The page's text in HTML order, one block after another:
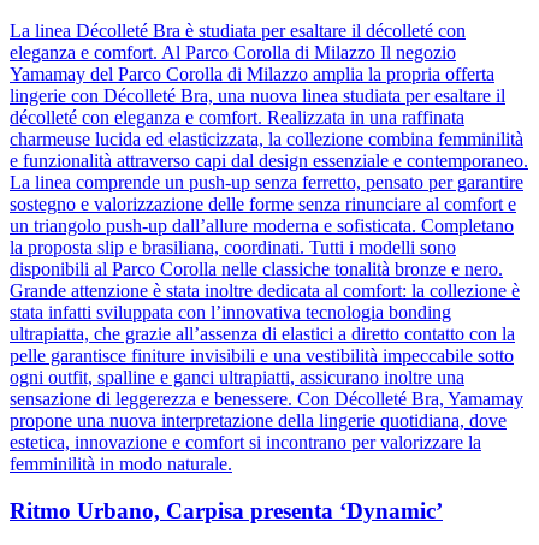
La linea Décolleté Bra è studiata per esaltare il décolleté con
eleganza e comfort. Al Parco Corolla di Milazzo Il negozio
Yamamay del Parco Corolla di Milazzo amplia la propria offerta
lingerie con Décolleté Bra, una nuova linea studiata per esaltare il
décolleté con eleganza e comfort. Realizzata in una raffinata
charmeuse lucida ed elasticizzata, la collezione combina femminilità
e funzionalità attraverso capi dal design essenziale e contemporaneo.
La linea comprende un push-up senza ferretto, pensato per garantire
sostegno e valorizzazione delle forme senza rinunciare al comfort e
un triangolo push-up dall’allure moderna e sofisticata. Completano
la proposta slip e brasiliana, coordinati. Tutti i modelli sono
disponibili al Parco Corolla nelle classiche tonalità bronze e nero.
Grande attenzione è stata inoltre dedicata al comfort: la collezione è
stata infatti sviluppata con l’innovativa tecnologia bonding
ultrapiatta, che grazie all’assenza di elastici a diretto contatto con la
pelle garantisce finiture invisibili e una vestibilità impeccabile sotto
ogni outfit, spalline e ganci ultrapiatti, assicurano inoltre una
sensazione di leggerezza e benessere. Con Décolleté Bra, Yamamay
propone una nuova interpretazione della lingerie quotidiana, dove
estetica, innovazione e comfort si incontrano per valorizzare la
femminilità in modo naturale.
Ritmo Urbano, Carpisa presenta ‘Dynamic’